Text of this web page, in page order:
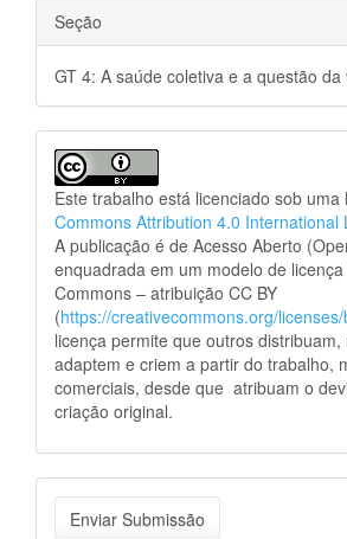
Seção
GT 4: A saúde coletiva e a questão da
Este trabalho está licenciado sob uma
Commons Attribution 4.0 International
A publicação é de Acesso Aberto
enquadrada em um modelo de
Commons – atribuição CC BY
(https://creativecommons.org/
licença permite que outros distribuam,
adaptem e criem a partir do trabalho,
comerciais, desde que atribuam o
criação original.
Enviar
Enviar Submissão